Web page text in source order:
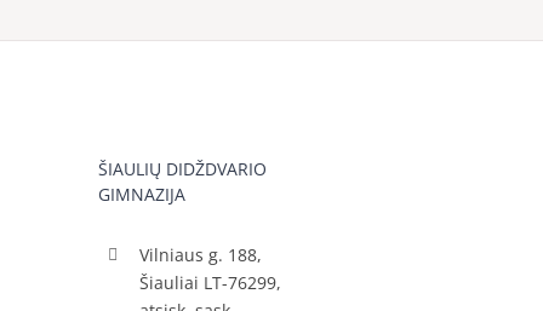
ŠIAULIŲ DIDŽDVARIO
GIMNAZIJA
Vilniaus g. 188,
Šiauliai LT-76299,